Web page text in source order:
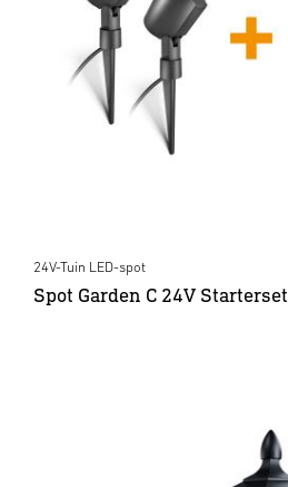
24V-Tuin LED-spot
Spot Garden C 24V Starterset